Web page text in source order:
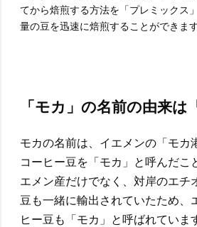
てから焙煎する方法を「プレミックス
量の豆を迅速に焙煎することができます
「モカ」の名前の由来は
モカの名前は、イエメンの「モカ
コーヒー豆を「モカ」と呼んだこ
エメン産だけでなく、対岸のエチ
豆も一緒に輸出されていたため、
ヒー豆も「モカ」と呼ばれていま